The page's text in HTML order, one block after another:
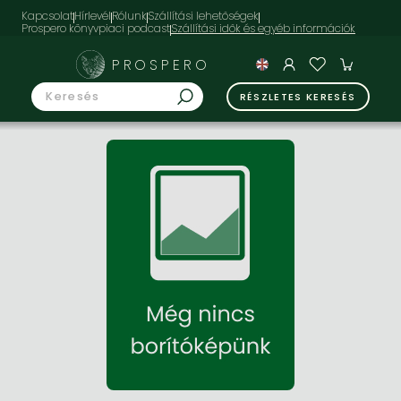
KapcsolatHírlevélRólunkSzállítási lehetőségek
Prospero könyvpiaci podcast
PROSPERO
RÉSZLETES KERESÉS